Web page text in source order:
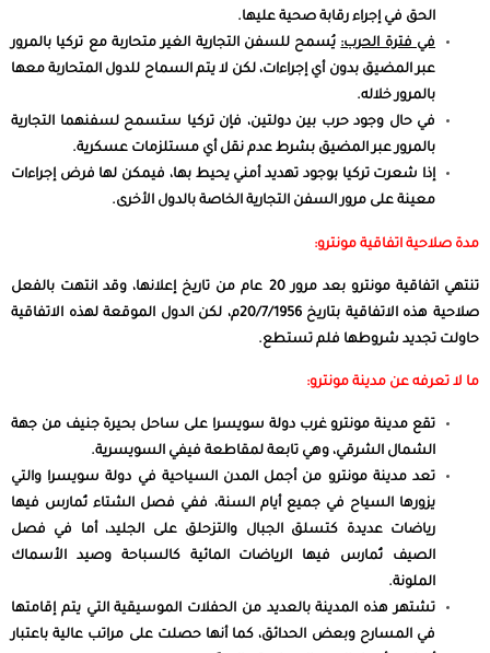
الحق في إجراء رقابة صحية عليها.
في فترة الحرب:يُسمح للسفن التجارية الغير متحاربة مع تركيا بالمرور
عبر المضيق بدون أي إجراءات، لكن لا يتم السماح للدول المتحاربة معها
بالمرور خلاله.
في حال وجود حرب بين دولتين، فإن تركيا ستسمح لسفنهما التجارية
بالمرور عبر المضيق بشرط عدم نقل أي مستلزمات عسكرية.
إذا شعرت تركيا بوجود تهديد أمني يحيط بها، فيمكن لها فرض إجراءات
معينة على مرور السفن التجارية الخاصة بالدول الأخرى.
مدة صلاحية اتفاقية مونترو:
تنتهي اتفاقية مونترو بعد مرور 20 عام من تاريخ إعلانها، وقد انتهت بالفعل
صلاحية هذه الاتفاقية بتاريخ 20/7/1956م، لكن الدول الموقعة لهذه الاتفاقية
حاولت تجديد شروطها فلم تستطع.
ما لا تعرفه عن مدينة مونترو:
تقع مدينة مونتروغرب دولة سويسرا على ساحل بحيرة جنيف من جهة
الشمال الشرقي، وهي تابعة لمقاطعة فيفي السويسرية.
تعد مدينة مونترو من أجمل المدن السياحية في دولة سويسرا والتي
يزورها السياح في جميع أيام السنة، ففي فصل الشتاء تُمارس فيها
رياضات عديدة كتسلق الجبال والتزحلق على الجليد، أما في فصل
الصيف تُمارس فيها الرياضات المائية كالسباحة وصيد الأسماك
الملونة.
تشتهر هذه المدينة بالعديد من الحفلات الموسيقية التي يتم إقامتها
في المسارح وبعض الحدائق، كما أنها حصلت على مراتب عالية باعتبار